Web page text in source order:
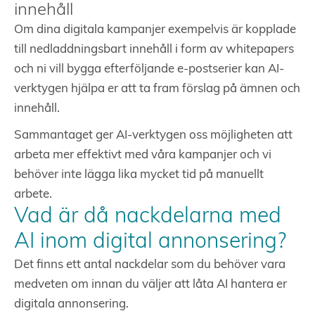
innehåll
Om dina digitala kampanjer exempelvis är kopplade
till nedladdningsbart innehåll i form av whitepapers
och ni vill bygga efterföljande e-postserier kan AI-
verktygen hjälpa er att ta fram förslag på ämnen och
innehåll.
Sammantaget ger AI-verktygen oss möjligheten att
arbeta mer effektivt med våra kampanjer och vi
behöver inte lägga lika mycket tid på manuellt
arbete.
Vad är då nackdelarna med
AI inom digital annonsering?
Det finns ett antal nackdelar som du behöver vara
medveten om innan du väljer att låta AI hantera er
digitala annonsering.